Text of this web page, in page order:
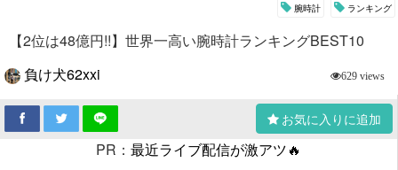
腕時計 ランキング
【2位は48億円!!】世界一高い腕時計ランキングBEST10
負け犬62xxi
629 views
お気に入りに追加
PR： 最近ライブ配信が激アツ🔥